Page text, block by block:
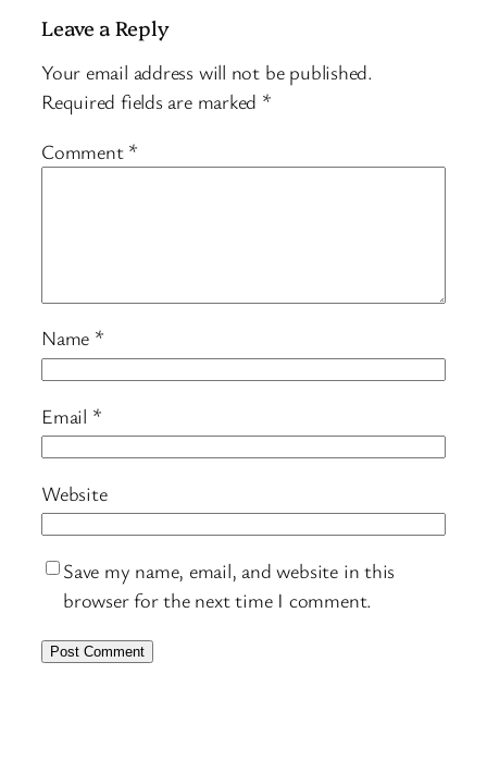
Leave a Reply
Your email address will not be published.
Required fields are marked *
Comment *
Name *
Email *
Website
Save my name, email, and website in this
browser for the next time I comment.